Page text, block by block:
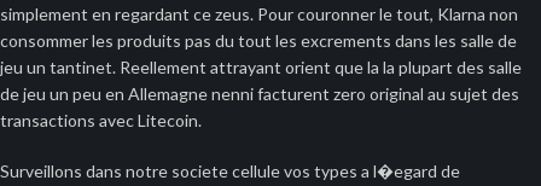
simplement en regardant ce zeus. Pour couronner le tout, Klarna non
consommer les produits pas du tout les excrements dans les salle de
jeu un tantinet. Reellement attrayant orient que la la plupart des salle
de jeu un peu en Allemagne nenni facturent zero original au sujet des
transactions avec Litecoin.
Surveillons dans notre societe cellule vos types a l�egard de